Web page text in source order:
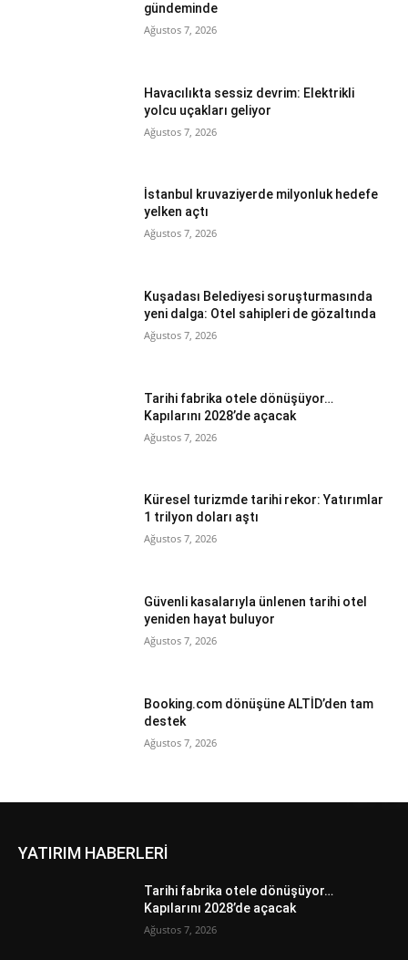
gündeminde
Ağustos 7, 2026
Havacılıkta sessiz devrim: Elektrikli
yolcu uçakları geliyor
Ağustos 7, 2026
İstanbul kruvaziyerde milyonluk hedefe
yelken açtı
Ağustos 7, 2026
Kuşadası Belediyesi soruşturmasında
yeni dalga: Otel sahipleri de gözaltında
Ağustos 7, 2026
Tarihi fabrika otele dönüşüyor…
Kapılarını 2028’de açacak
Ağustos 7, 2026
Küresel turizmde tarihi rekor: Yatırımlar
1 trilyon doları aştı
Ağustos 7, 2026
Güvenli kasalarıyla ünlenen tarihi otel
yeniden hayat buluyor
Ağustos 7, 2026
Booking.com dönüşüne ALTİD’den tam
destek
Ağustos 7, 2026
YATIRIM HABERLERİ
Tarihi fabrika otele dönüşüyor…
Kapılarını 2028’de açacak
Ağustos 7, 2026